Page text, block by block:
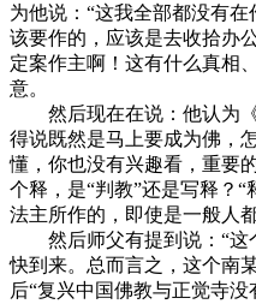
为他说：“这我全部都没有
该要作的，应该是去收拾办
定案作主啊！这有什么真相
意。
然后现在在说：他认为《
得说既然是马上要成为佛，
懂，你也没有兴趣看，重要
个释，是“判教”还是写释？
法主所作的，即使是一般人
然后师父有提到说：“这个
快到来。总而言之，这个南
后“复兴中国佛教与正觉寺